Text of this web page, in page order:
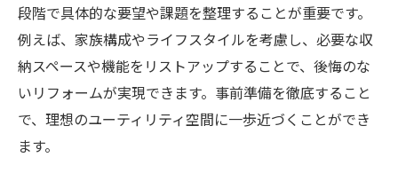
大阪府で相談しやすいリフォーム会社
専門スタッフと進める安心のリフォーム
大阪府のユーティリティ空間リフォームの最新
トレンド
大阪府で注目のリフォームデザイン
段階で具体的な要望や課題を整理することが重要です。
例えば、家族構成やライフスタイルを考慮し、必要な収
納スペースや機能をリストアップすることで、後悔のな
いリフォームが実現できます。事前準備を徹底すること
で、理想のユーティリティ空間に一歩近づくことができ
ます。